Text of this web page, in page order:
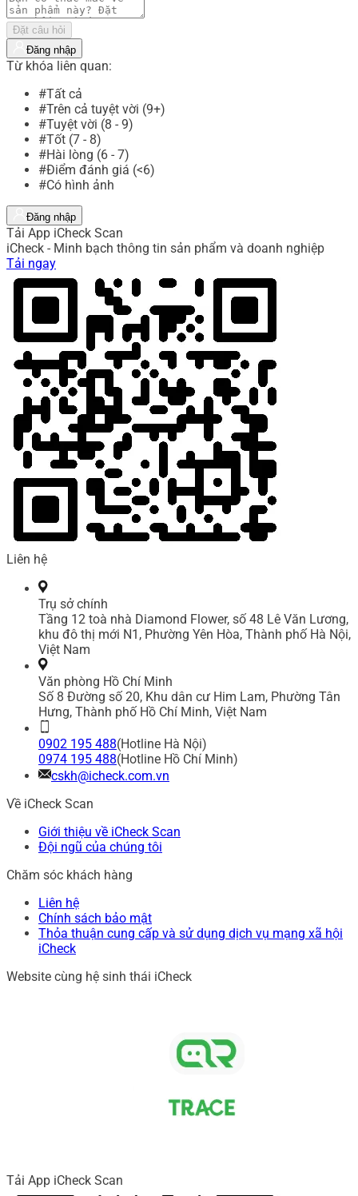
Đặt câu hỏi
Đăng nhập
Từ khóa liên quan:
#Tất cả
#Trên cả tuyệt vời (9+)
#Tuyệt vời (8 - 9)
#Tốt (7 - 8)
#Hài lòng (6 - 7)
#Điểm đánh giá (<6)
#Có hình ảnh
Đăng nhập
Tải App iCheck Scan
iCheck - Minh bạch thông tin sản phẩm và doanh nghiệp
Tải ngay
Liên hệ
Trụ sở chính
Tầng 12 toà nhà Diamond Flower, số 48 Lê Văn Lương,
khu đô thị mới N1, Phường Yên Hòa, Thành phố Hà Nội,
Việt Nam
Văn phòng Hồ Chí Minh
Số 8 Đường số 20, Khu dân cư Him Lam, Phường Tân
Hưng, Thành phố Hồ Chí Minh, Việt Nam
0902 195 488(Hotline Hà Nội)
0974 195 488(Hotline Hồ Chí Minh)
cskh@icheck.com.vn
Về iCheck Scan
Giới thiệu về iCheck Scan
Đội ngũ của chúng tôi
Chăm sóc khách hàng
Liên hệ
Chính sách bảo mật
Thỏa thuận cung cấp và sử dụng dịch vụ mạng xã hội
iCheck
Website cùng hệ sinh thái iCheck
Tải App iCheck Scan